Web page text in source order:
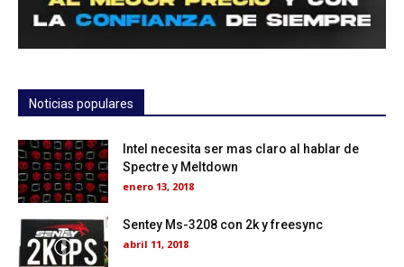
Noticias populares
Intel necesita ser mas claro al hablar de
Spectre y Meltdown
enero 13, 2018
Sentey Ms-3208 con 2k y freesync
abril 11, 2018